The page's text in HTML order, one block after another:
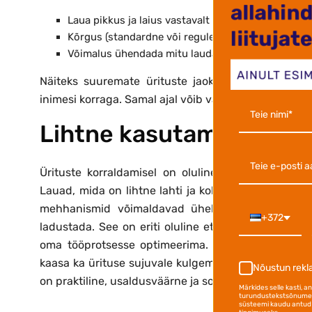
Laua pikkus ja laius vastavalt vajadusele
Kõrgus (standardne või reguleeritav)
Võimalus ühendada mitu lauda üheks ruumiks
Näiteks suuremate ürituste jaoks valitakse
inimesi korraga. Samal ajal võib väiksemate
Lihtne kasutamine ja
Ürituste korraldamisel on oluline mitte ainult
Lauad, mida on lihtne lahti ja kokku klappida,
mehhanismid võimaldavad ühel inimesel laua
ladustada. See on eriti oluline ettevõtetele või
oma tööprotsesse optimeerima. Õigesti valitud
kaasa ka ürituse sujuvale kulgemisele. Neid
on praktiline, usaldusväärne ja sobiv erinevatesse
+372
Nõustun
Märkides selle kasti,
süsteemi kaudu